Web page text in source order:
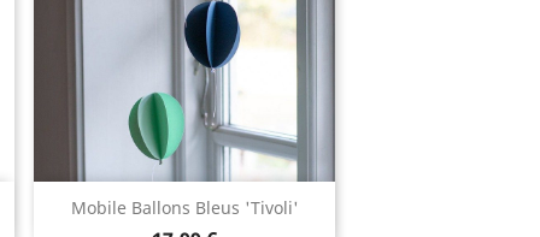
Mobile Ballons Bleus 'Tivoli'
 Aperçu rapide